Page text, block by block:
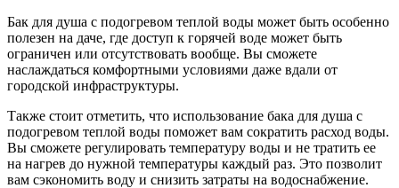
Бак для душа с подогревом теплой воды может быть особенно
полезен на даче, где доступ к горячей воде может быть
ограничен или отсутствовать вообще. Вы сможете
наслаждаться комфортными условиями даже вдали от
городской инфраструктуры.
Также стоит отметить, что использование бака для душа с
подогревом теплой воды поможет вам сократить расход воды.
Вы сможете регулировать температуру воды и не тратить ее
на нагрев до нужной температуры каждый раз. Это позволит
вам сэкономить воду и снизить затраты на водоснабжение.